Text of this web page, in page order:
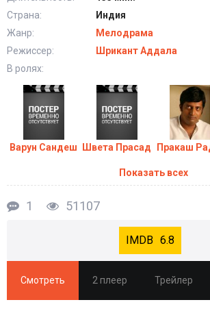
Страна:
Индия
Жанр:
Мелодрама
Режиссер:
Шрикант Аддала
В ролях:
Варун Сандеш Швета Прасад Пракаш
Показать всех
1 51107
6.8
Смотреть 2 плеер Трейлер